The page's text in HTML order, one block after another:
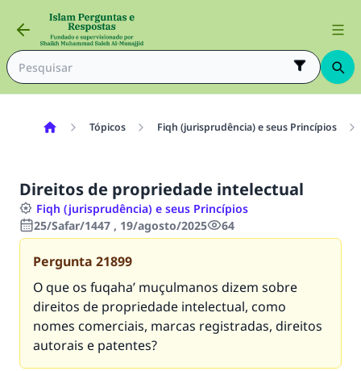
Tópicos Fiqh (jurisprudência) e seus Princípios
Direitos de propriedade intelectual
Fiqh (jurisprudência) e seus Princípios
25/Safar/1447 , 19/agosto/2025
64
Pergunta 21899
O que os fuqaha’ muçulmanos dizem sobre
direitos de propriedade intelectual, como
nomes comerciais, marcas registradas, direitos
autorais e patentes?